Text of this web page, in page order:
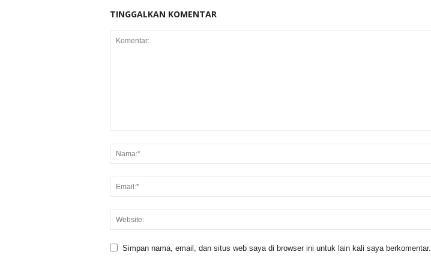
TINGGALKAN KOMENTAR
Simpan nama, email, dan situs web saya di browser ini untuk lain kali saya berkomentar.